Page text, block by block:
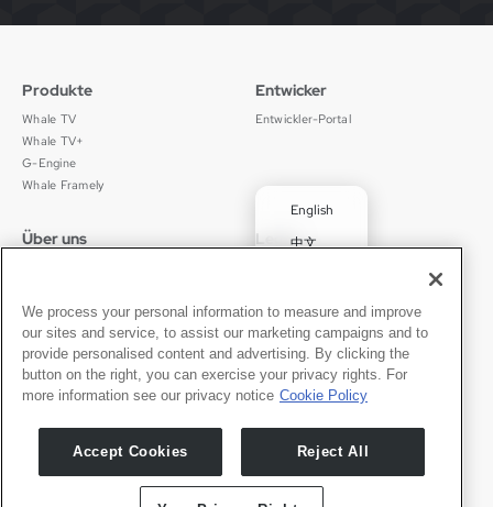
Deutsch
English
中文
Português
Español
Produkte
Whale TV
Whale TV+
G-Engine
Whale Framely
Entwicker
Entwickler-Portal
Über uns
News
Pressebereich
Legal
京ICP备11012483号-9
Transparenzerklärung
Kontakt
Partner werden
We process your personal information to measure and improve
our sites and service, to assist our marketing campaigns and to
provide personalised content and advertising. By clicking the
button on the right, you can exercise your privacy rights. For
more information see our privacy notice Cookie Policy
Accept Cookies Reject All